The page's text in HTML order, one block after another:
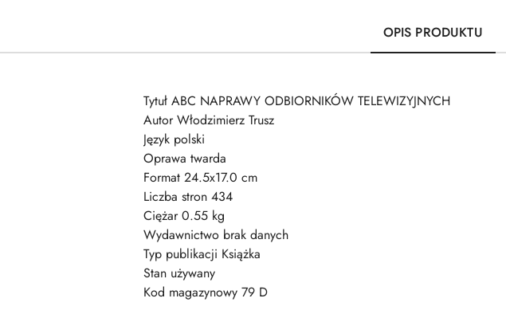
OPIS PRODUKTU
Tytuł ABC NAPRAWY ODBIORNIKÓW TELEWIZYJNYCH
Autor Włodzimierz Trusz
Język polski
Oprawa twarda
Format 24.5x17.0 cm
Liczba stron 434
Ciężar 0.55 kg
Wydawnictwo brak danych
Typ publikacji Książka
Stan używany
Kod magazynowy 79 D